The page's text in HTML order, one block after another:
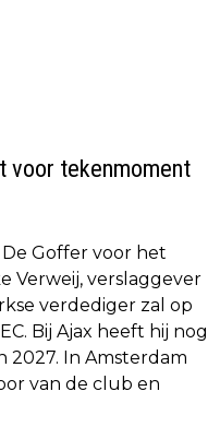
voor tekenmoment
Goffer voor het
Verweij, verslaggever
verdediger zal op
Bij Ajax heeft hij nog
2027. In Amsterdam
van de club en